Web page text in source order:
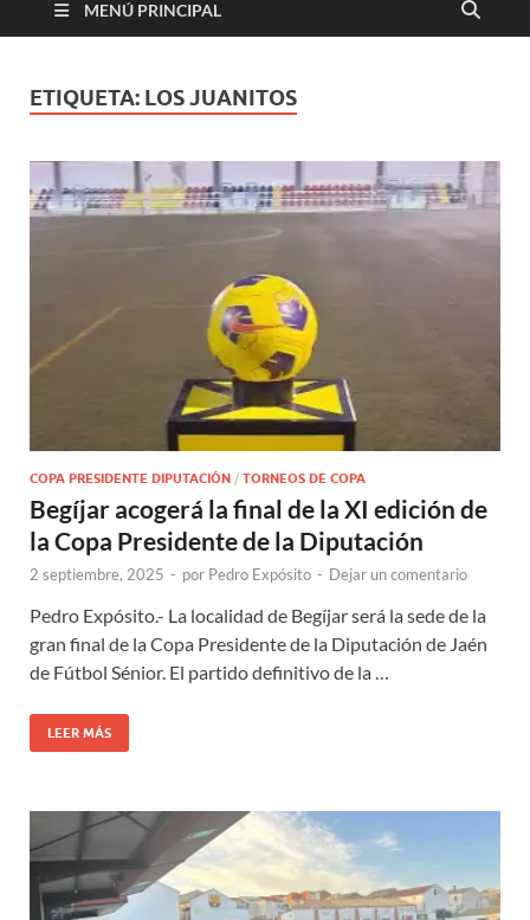
MENÚ PRINCIPAL
ETIQUETA: LOS JUANITOS
COPA PRESIDENTE DIPUTACIÓN / TORNEOS DE COPA
Begíjar acogerá la final de la XI edición de
la Copa Presidente de la Diputación
2 septiembre, 2025 - por Pedro Expósito - Dejar un comentario
Pedro Expósito.- La localidad de Begíjar será la sede de la
gran final de la Copa Presidente de la Diputación de Jaén
de Fútbol Sénior. El partido definitivo de la …
LEER MÁS